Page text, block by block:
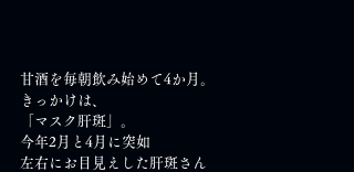
甘酒を毎朝飲み始めて4か月。
きっかけは、
「マスク肝斑」。
今年2月と4月に突如
左右にお目見えした肝斑さん